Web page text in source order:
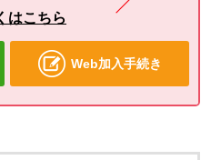
はこちら
Web加入手続き